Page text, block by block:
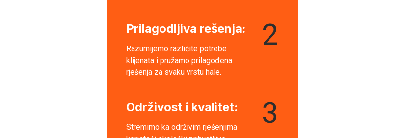
Prilagodljiva rešenja: 2
Razumijemo različite potrebe
klijenata i pružamo prilagođena
rješenja za svaku vrstu hale.
Održivost i kvalitet: 3
Stremimo ka održivim rješenjima